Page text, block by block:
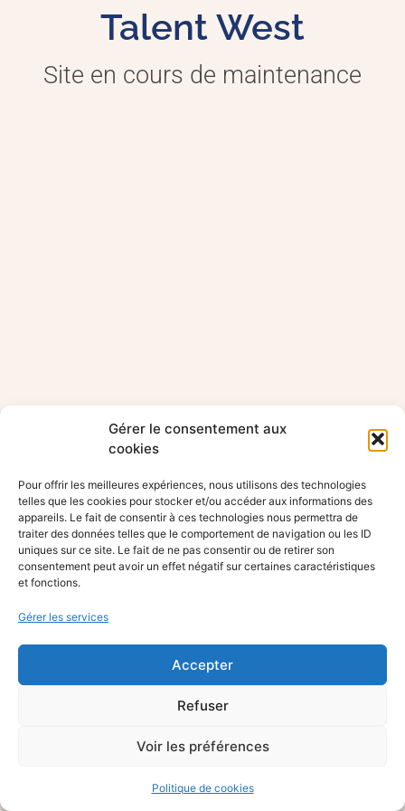
Gérer le consentement aux
cookies
Pour offrir les meilleures expériences, nous utilisons des technologies
telles que les cookies pour stocker et/ou accéder aux informations des
appareils. Le fait de consentir à ces technologies nous permettra de
traiter des données telles que le comportement de navigation ou les ID
uniques sur ce site. Le fait de ne pas consentir ou de retirer son
consentement peut avoir un effet négatif sur certaines caractéristiques
et fonctions.
Gérer les services
Accepter
Refuser
Voir les préférences
Politique de cookies
Talent West
Site en cours de maintenance